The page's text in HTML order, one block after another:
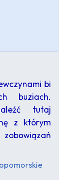
bi
buziach.
tutaj
z którym